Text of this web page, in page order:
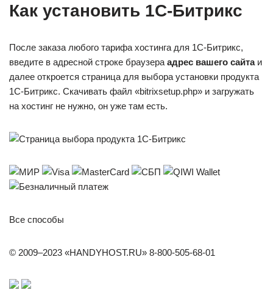
Как установить 1С-Битрикс
После заказа любого тарифа хостинга для 1С-Битрикс,
введите в адресной строке браузера адрес вашего сайтаи
далее откроется страница для выбора установки продукта
1С-Битрикс. Скачивать файл «bitrixsetup.php» и загружать
на хостинг не нужно, он уже там есть.
Все способы
© 2009–2023 «HANDYHOST.RU» 8-800-505-68-01